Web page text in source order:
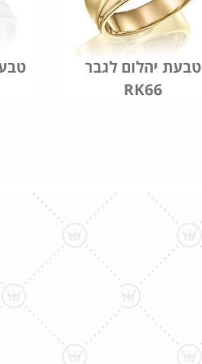
טבעת יהלום לגבר
RK66